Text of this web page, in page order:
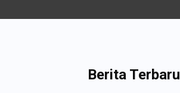
Berita Terbaru